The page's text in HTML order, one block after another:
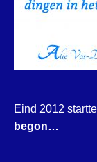
Eind 2012
begon…